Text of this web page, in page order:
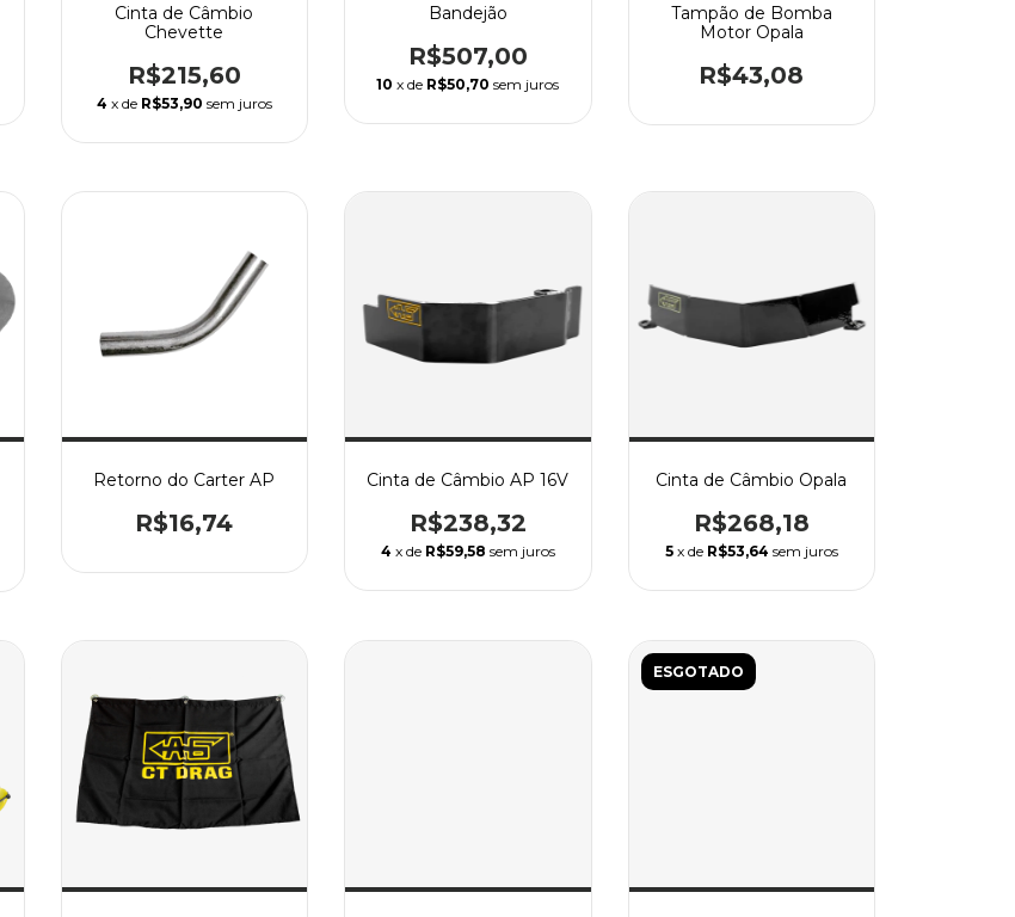
Cinta de Câmbio
Chevette
R$215,60
4 x de R$53,90 sem juros
Bandejão
R$507,00
10 x de R$50,70 sem juros
Tampão de Bomba
Motor Opala
R$43,08
Retorno do Carter AP
R$16,74
Cinta de Câmbio AP 16V
R$238,32
4 x de R$59,58 sem juros
Cinta de Câmbio Opala
R$268,18
5 x de R$53,64 sem juros
ESGOTADO